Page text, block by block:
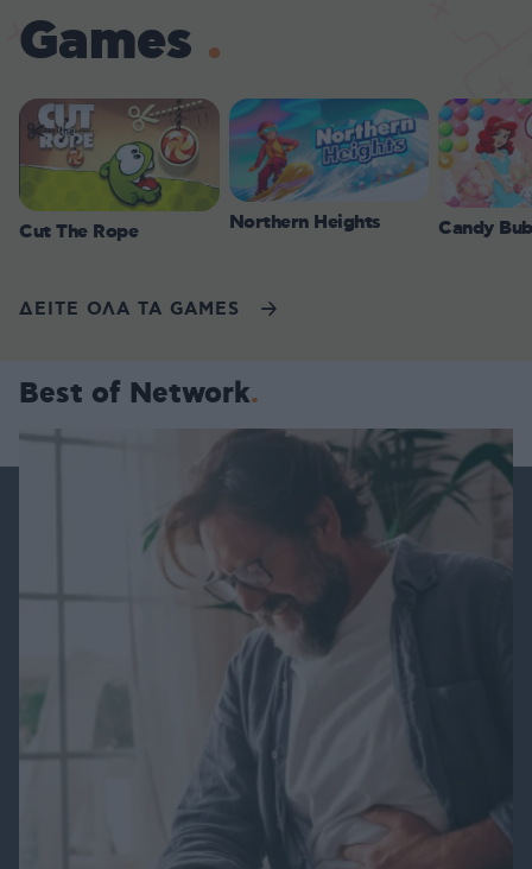
Games
Cut The Rope Northern Heights Candy
ΔΕΙΤΕ ΟΛΑ ΤΑ GAMES
Best of Network